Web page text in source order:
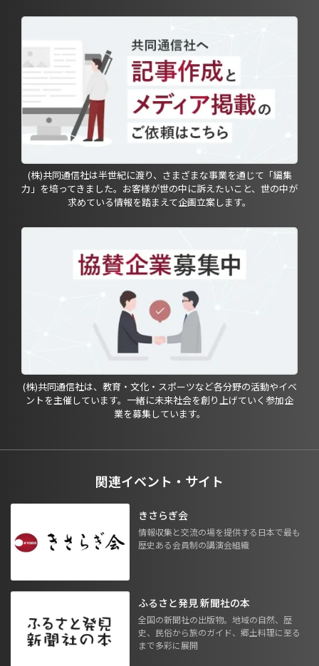
(株)共同通信社は半世紀に渡り、さまざまな事業を通じて「編集
力」を培ってきました。お客様が世の中に訴えたいこと、世の中が
求めている情報を踏まえて企画立案します。
(株)共同通信社は、教育・文化・スポーツなど各分野の活動やイベ
ントを主催しています。一緒に未来社会を創り上げていく参加企
業を募集しています。
関連イベント・サイト
きさらぎ会
情報収集と交流の場を提供する日本で最も
歴史ある会員制の講演会組織
ふるさと発見 新聞社の本
全国の新聞社の出版物。地域の自然、歴
史、民俗から旅のガイド、郷土料理に至る
まで多彩に展開